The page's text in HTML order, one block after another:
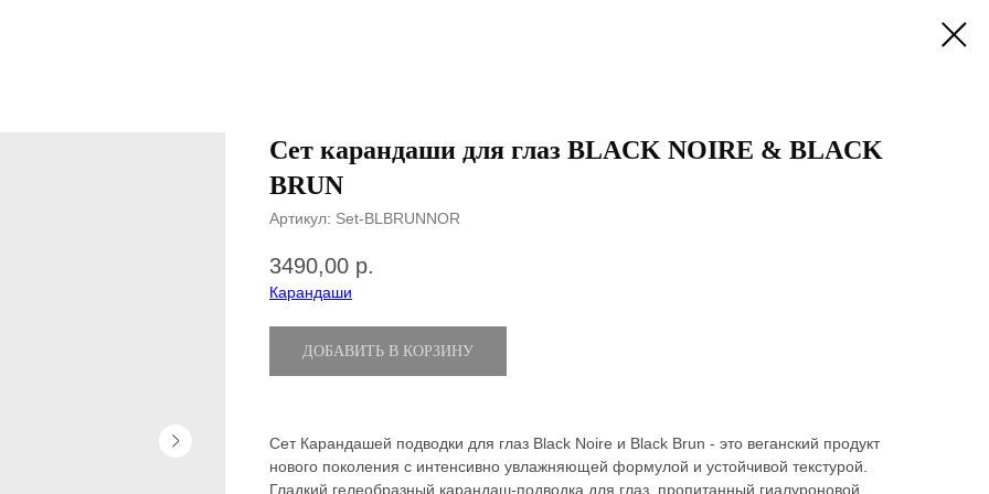
Сет карандаши для глаз BLACK NOIRE & BLACK
BRUN
Артикул: Set-BLBRUNNOR
3490,00 р.
Карандаши
ДОБАВИТЬ В КОРЗИНУ
Сет Карандашей подводки для глаз Black Noire и Black Brun - это веганский продукт
нового поколения с интенсивно увлажняющей формулой и устойчивой текстурой.
Гладкий гелеобразный карандаш-подводка для глаз, пропитанный гиалуроновой